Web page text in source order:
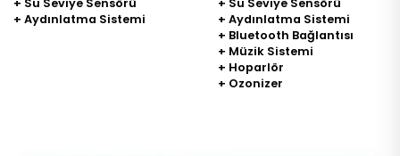
+ Aydınlatma Sistemi
+ Aydınlatma Sistemi
+ Bluetooth Bağlantısı
+ Müzik Sistemi
+ Hoparlör
+ Ozonizer